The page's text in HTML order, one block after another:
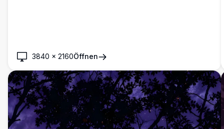
3840 × 2160Öffnen